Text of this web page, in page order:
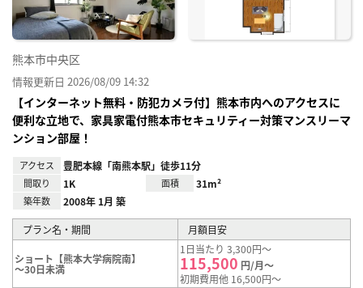
熊本市中央区
情報更新日 2026/08/09 14:32
【インターネット無料・防犯カメラ付】熊本市内へのアクセスに
便利な立地で、家具家電付熊本市セキュリティー対策マンスリーマ
ンション部屋！
アクセス 豊肥本線「南熊本駅」徒歩11分
間取り 1K 面積 31m²
築年数 2008年 1月 築
プラン名・期間 月額目安
ショート【熊本大学病院南】
～30日未満
1日当たり 3,300円～
115,500 円/月～
初期費用他 16,500円～